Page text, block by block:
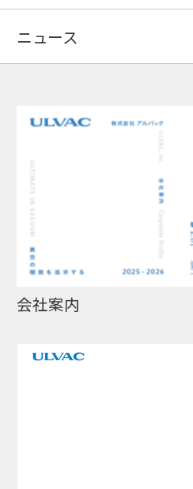
ニュース
会社案内